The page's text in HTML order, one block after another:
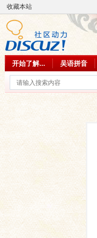
收藏本站
开始了解... 吴语拼音